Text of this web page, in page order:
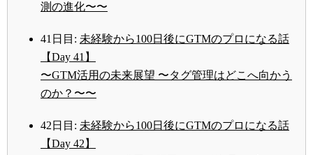
測の進化〜〜
41日目: 未経験から100日後にGTMのプロになる話
【Day 41】
〜GTM活用の未来展望 〜タグ管理はどこへ向かう
のか？〜〜
42日目: 未経験から100日後にGTMのプロになる話
【Day 42】